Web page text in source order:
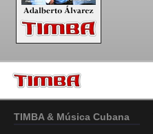
TIMBA & Música Cubana